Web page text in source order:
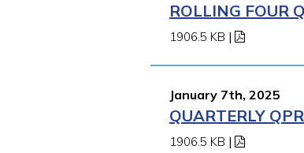
ROLLING FOUR
1906.5 KB |
January 7th, 2025
QUARTERLY
1906.5 KB |